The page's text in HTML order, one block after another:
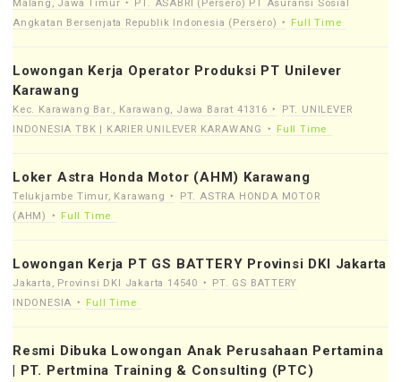
Malang, Jawa Timur
PT. ASABRI (Persero) PT Asuransi Sosial
Angkatan Bersenjata Republik Indonesia (Persero)
Full Time
Lowongan Kerja Operator Produksi PT Unilever
Karawang
Kec. Karawang Bar., Karawang, Jawa Barat 41316
PT. UNILEVER
INDONESIA TBK | KARIER UNILEVER KARAWANG
Full Time
Loker Astra Honda Motor (AHM) Karawang
Telukjambe Timur, Karawang
PT. ASTRA HONDA MOTOR
(AHM)
Full Time
Lowongan Kerja PT GS BATTERY Provinsi DKI Jakarta
Jakarta, Provinsi DKI Jakarta 14540
PT. GS BATTERY
INDONESIA
Full Time
Resmi Dibuka Lowongan Anak Perusahaan Pertamina
| PT. Pertmina Training & Consulting (PTC)